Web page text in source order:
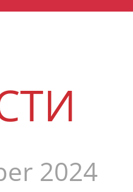
2024